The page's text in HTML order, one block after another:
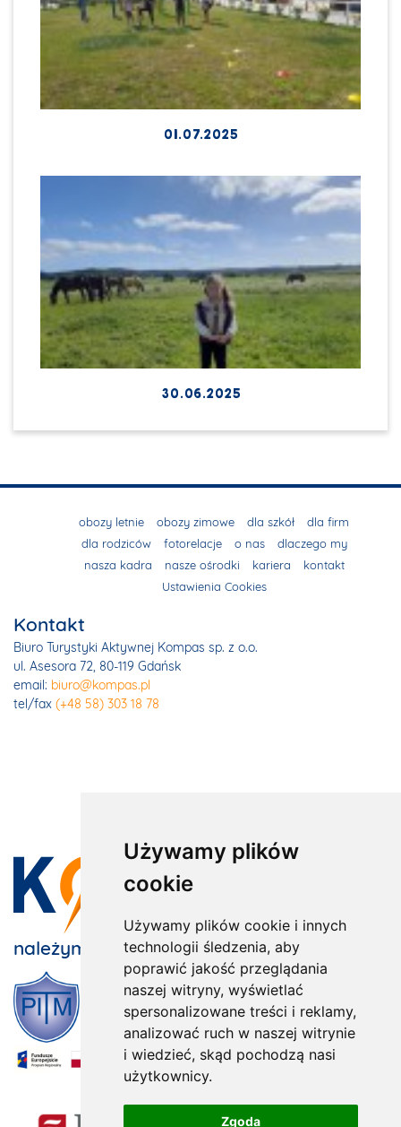
Używamy plików
cookie
Używamy plików cookie i innych
technologii śledzenia, aby
poprawić jakość przeglądania
naszej witryny, wyświetlać
spersonalizowane treści i reklamy,
analizować ruch w naszej witrynie
i wiedzieć, skąd pochodzą nasi
użytkownicy.
Zgoda
x
01.07.2025
30.06.2025
obozy letnie obozy zimowe dla szkół
dla firm
dla rodziców
fotorelacje o nas
dlaczego my
nasza kadra
nasze ośrodki kariera
kontakt
Ustawienia Cookies
Kontakt
Biuro Turystyki Aktywnej Kompas sp. z o.o.
ul. Asesora 72, 80-119 Gdańsk
email: biuro@kompas.pl
tel/fax (+48 58) 303 18 78
należymy do: